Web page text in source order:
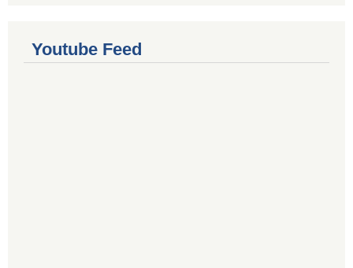
Youtube Feed